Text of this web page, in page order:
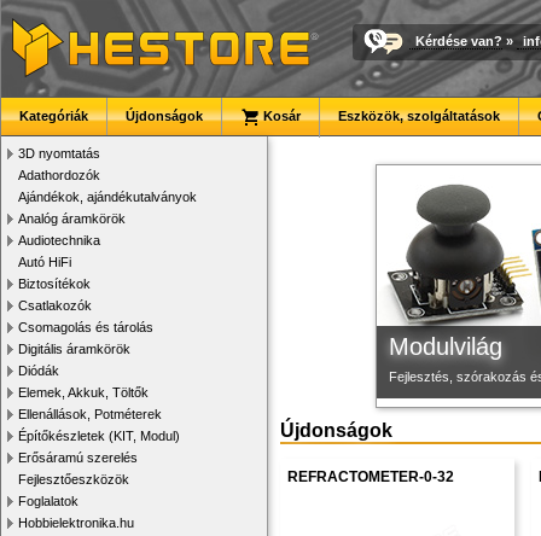
Kérdése van? »
Kategóriák Újdonságok Kosár Eszközök, szolgáltatások
3D nyomtatás
Adathordozók
Ajándékok, ajándékutalványok
Analóg áramkörök
Audiotechnika
Autó HiFi
Biztosítékok
Csatlakozók
Csomagolás és tárolás
Digitális áramkörök
Diódák
Elemek, Akkuk, Töltők
Ellenállások, Potméterek
Építőkészletek (KIT, Modul)
Erősáramú szerelés
Fejlesztőeszközök
Foglalatok
Hobbielektronika.hu
Modulvilág
Fejlesztés, szórakozás
Megbízható
3D nyomtató
Új PLA
Újdonságok
REFRACTOMETER-0-32